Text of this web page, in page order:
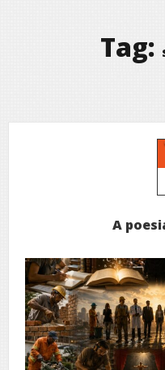
Tag:
A